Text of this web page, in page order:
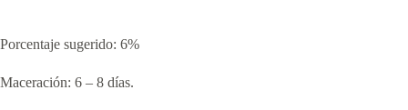
Porcentaje sugerido: 6%
Maceración: 6 – 8 días.